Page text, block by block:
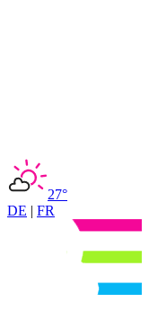
27°
DE | FR